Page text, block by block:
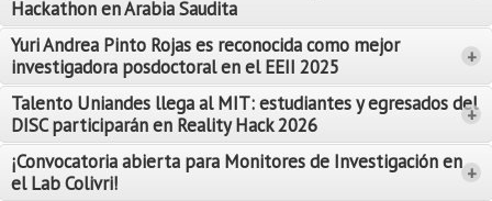
Leer Más
Leer Más
Hackathon en Arabia Saudita
Yuri Andrea Pinto Rojas es reconocida como mejor
investigadora posdoctoral en el EEII 2025
+
Talento Uniandes llega al MIT: estudiantes y egresados del
DISC participarán en Reality Hack 2026
+
¡Convocatoria abierta para Monitores de Investigación en
el Lab Colivri!
+
Tarifas
Grado